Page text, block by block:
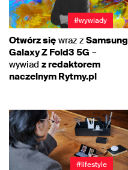
#wywiady
Otwórz się wraz z Samsung
Galaxy Z Fold3 5G –
wywiad z redaktorem
naczelnym Rytmy.pl
#lifestyle